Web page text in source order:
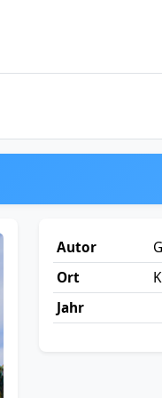
Autor
Ort
Jahr